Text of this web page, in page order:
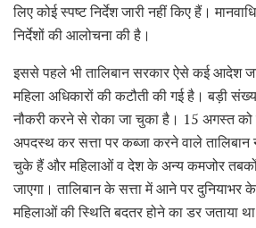
लिए कोई स्पष्ट निर्देश जारी नहीं किए हैं।
निर्देशों की आलोचना की है।
इससे पहले भी तालिबान सरकार ऐसे कई आदेश
महिला अधिकारों की कटौती की गई है। बड़ी
नौकरी करने से रोका जा चुका है। 15 अगस्त
अपदस्थ कर सत्ता पर कब्जा करने वाले
चुके हैं और महिलाओं व देश के अन्य कमजोर तबकों
जाएगा। तालिबान के सत्ता में आने पर दुनियाभर
महिलाओं की स्थिति बदतर होने का डर जताया